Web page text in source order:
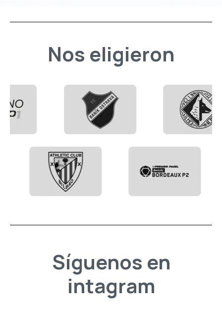
Nos eligieron
Síguenos en
intagram